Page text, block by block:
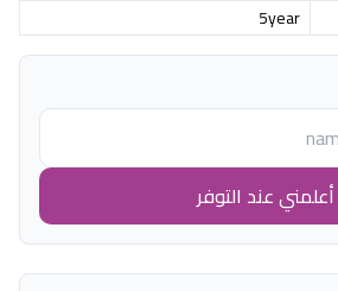
5year
أعلمني عند التوفر